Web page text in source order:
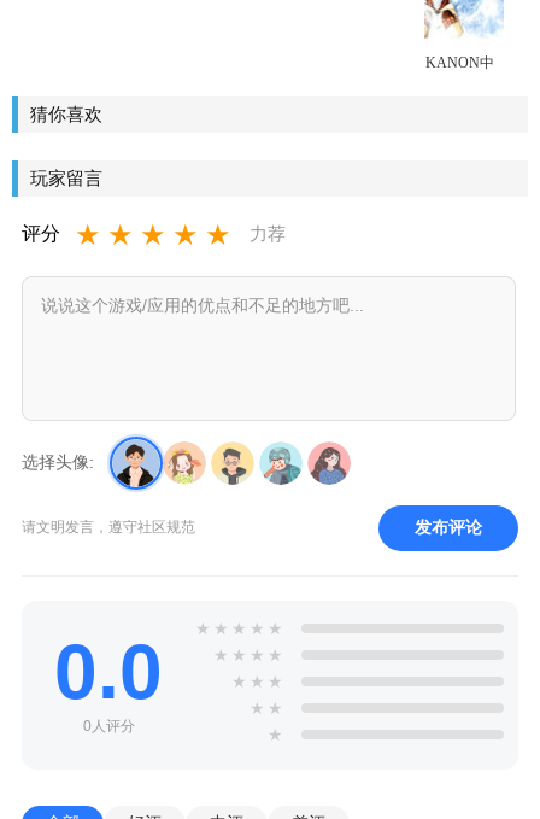
载
KANON中
猜你喜欢
玩家留言
评分 ★ ★ ★ ★ ★ 力荐
选择头像:
请文明发言，遵守社区规范 发布评论
0.0
0人评分
★ ★ ★ ★ ★
★ ★ ★ ★
★ ★ ★
★ ★
★